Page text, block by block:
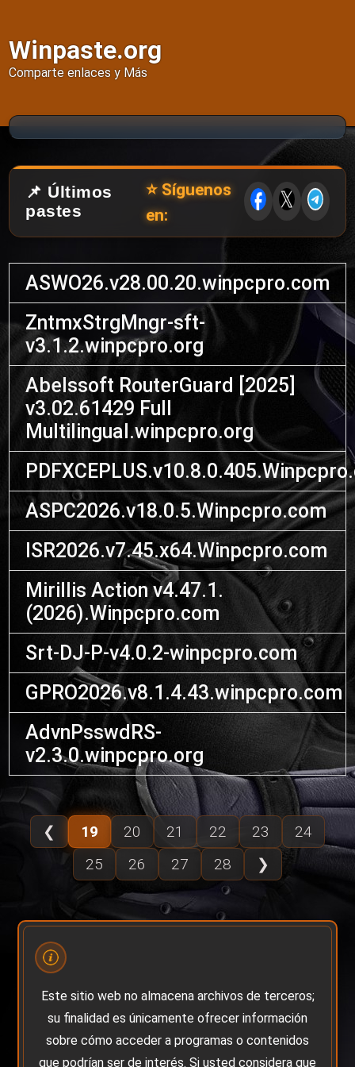
Winpaste.org
Comparte enlaces y Más
📌 Últimos
pastes
⭐ Síguenos
en:
ASWO26.v28.00.20.winpcpro.com
ZntmxStrgMngr-sft-
v3.1.2.winpcpro.org
Abelssoft RouterGuard [2025]
v3.02.61429 Full
Multilingual.winpcpro.org
ASPC2026.v18.0.5.Winpcpro.com
ISR2026.v7.45.x64.Winpcpro.com
Mirillis Action v4.47.1.
(2026).Winpcpro.com
Srt-DJ-P-v4.0.2-winpcpro.com
GPRO2026.v8.1.4.43.winpcpro.com
AdvnPsswdRS-
v2.3.0.winpcpro.org
❮ 19 20 21 22 23
24
25
26 27 28 ❯
Este sitio web no almacena archivos de terceros;
su finalidad es únicamente ofrecer información
sobre cómo acceder a programas o contenidos
que podrían ser de interés. Si usted considera que